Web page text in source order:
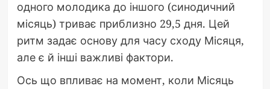
одного молодика до іншого (синодичний
місяць) триває приблизно 29,5 дня. Цей
ритм задає основу для часу сходу Місяця,
але є й інші важливі фактори.
Ось що впливає на момент, коли Місяць